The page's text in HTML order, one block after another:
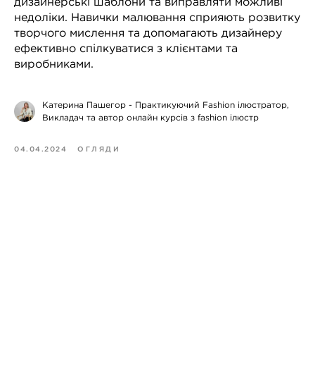
недоліки. Навички малювання сприяють розвитку
творчого мислення та допомагають дизайнеру
ефективно спілкуватися з клієнтами та
виробниками.
Катерина Пашегор - Практикуючий Fashion ілюстратор,
Викладач та автор онлайн курсів з fashion ілюстр
04.04.2024 ОГЛЯДИ